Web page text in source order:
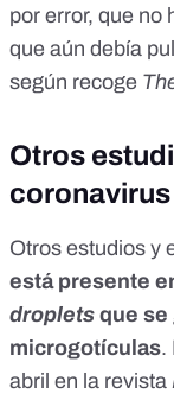
por error, que no
que aún debía
según recoge
Otros
coronavirus
Otros estudios y
está presente
droplets que se
microgotículas.
abril en la revista